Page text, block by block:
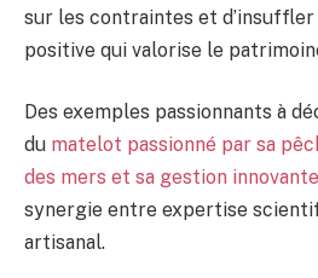
sur les contraintes et d’insuffler
positive qui valorise le
Des exemples passionnants à
du matelot passionné par sa
des mers et sa gestion innovante
synergie entre expertise
artisanal.